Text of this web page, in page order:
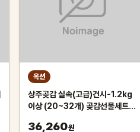
옥션
상주곶감 실속(고급)건시-1.2kg
이상 (20~32개) 곶감선물세트/
형곶감
36,260원